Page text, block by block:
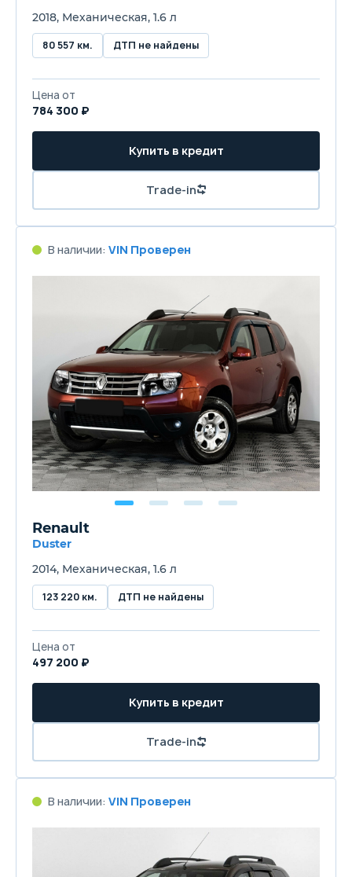
2018, Механическая, 1.6 л
80 557 км. ДТП не найдены
Цена от
784 300 ₽
Купить в кредит
Trade-in
В наличии: VIN Проверен
Renault
Duster
2014, Механическая, 1.6 л
123 220 км. ДТП не найдены
Цена от
497 200 ₽
Купить в кредит
Trade-in
В наличии: VIN Проверен